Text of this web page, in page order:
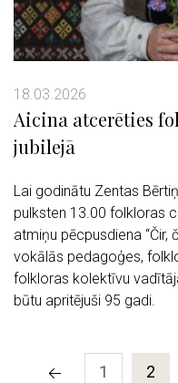
18.03.2026
Aicina atcerēties
jubilejā
Lai godinātu Zentas
pulksten 13.00 folkloras
atmiņu pēcpusdiena “Čir,
vokālās pedagoģes,
folkloras kolektīvu
būtu apritējuši 95 gadi.
1 2